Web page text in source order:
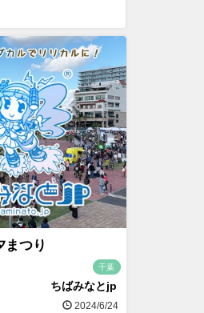
まつり
千葉
ちばみなとjp
2024/6/24